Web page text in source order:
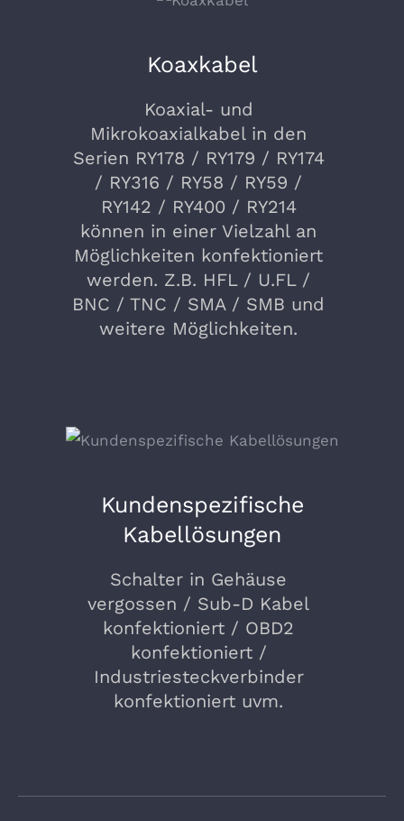
Koaxkabel
Koaxial- und
Mikrokoaxialkabel in den
Serien RY178 / RY179 / RY174
/ RY316 / RY58 / RY59 /
RY142 / RY400 / RY214
können in einer Vielzahl an
Möglichkeiten konfektioniert
werden. Z.B. HFL / U.FL /
BNC / TNC / SMA / SMB und
weitere Möglichkeiten.
Kundenspezifische
Kabellösungen
Schalter in Gehäuse
vergossen / Sub-D Kabel
konfektioniert / OBD2
konfektioniert /
Industriesteckverbinder
konfektioniert uvm.